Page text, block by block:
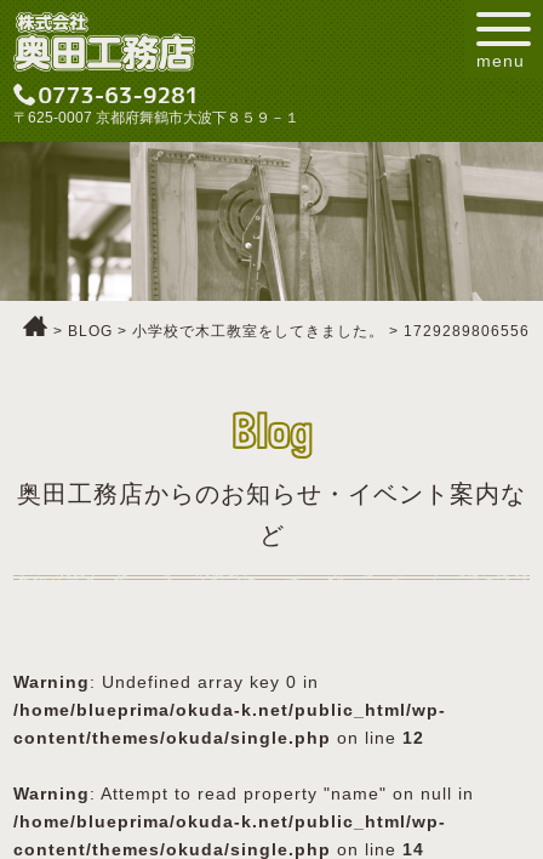
〒625-0007 京都府舞鶴市大波下８５９－１
menu
> BLOG > 小学校で木工教室をしてきました。 > 1729289806556
Blog
奥田工務店からのお知らせ・イベント案内な
ど
Warning: Undefined array key 0 in
/home/blueprima/okuda-k.net/public_html/wp-
content/themes/okuda/single.php on line 12
Warning: Attempt to read property "name" on null in
/home/blueprima/okuda-k.net/public_html/wp-
content/themes/okuda/single.php on line 14